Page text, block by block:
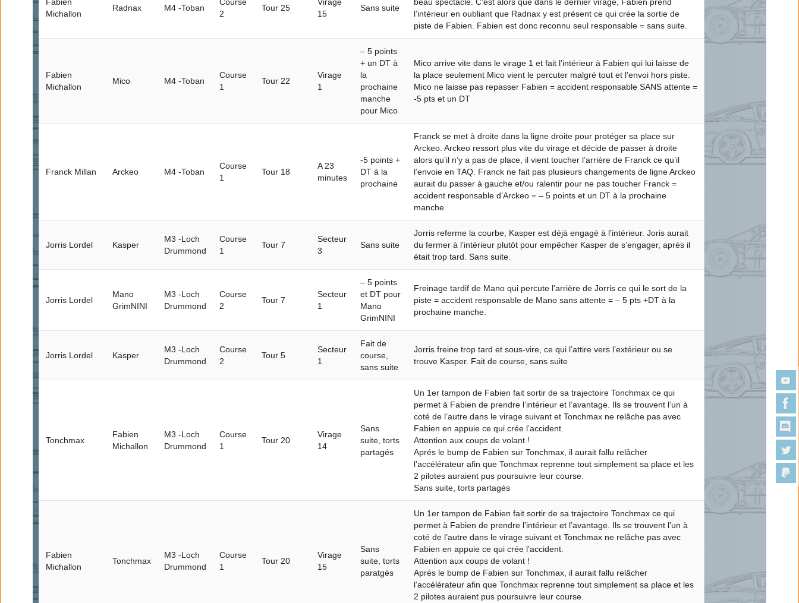
Fabien
Michallon
Radnax M4 -Toban
Course
2
Tour 25
Virage
15
Sans suite
beau spectacle. C’est alors que dans le dernier virage, Fabien prend
l’intérieur en oubliant que Radnax y est présent ce qui crée la sortie de
piste de Fabien. Fabien est donc reconnu seul responsable = sans suite.
Fabien
Michallon
Mico M4 -Toban
Course
1
Tour 22
Virage
1
– 5 points
+ un DT à
la
prochaine
manche
pour Mico
Mico arrive vite dans le virage 1 et fait l’intérieur à Fabien qui lui laisse de
la place seulement Mico vient le percuter malgré tout et l’envoi hors piste.
Mico ne laisse pas repasser Fabien = accident responsable SANS attente =
-5 pts et un DT
Franck Millan Arckeo M4 -Toban
Course
1
Tour 18
A 23
minutes
-5 points +
DT à la
prochaine
Franck se met à droite dans la ligne droite pour protéger sa place sur
Arckeo. Arckeo ressort plus vite du virage et décide de passer à droite
alors qu’il n’y a pas de place, il vient toucher l’arrière de Franck ce qu’il
l’envoie en TAQ. Franck ne fait pas plusieurs changements de ligne Arckeo
aurait du passer à gauche et/ou ralentir pour ne pas toucher Franck =
accident responsable d’Arckeo = – 5 points et un DT à la prochaine
manche
Jorris Lordel Kasper
M3 -Loch
Drummond
Course
1
Tour 7
Secteur
3
Sans suite
Jorris referme la courbe, Kasper est déjà engagé à l’intérieur. Joris aurait
du fermer à l’intérieur plutôt pour empêcher Kasper de s’engager, après il
était trop tard. Sans suite.
Jorris Lordel
Mano
GrimNINI
M3 -Loch
Drummond
Course
2
Tour 7
Secteur
1
– 5 points
et DT pour
Mano
GrimNINI
Freinage tardif de Mano qui percute l’arrière de Jorris ce qui le sort de la
piste = accident responsable de Mano sans attente = – 5 pts +DT à la
prochaine manche.
Jorris Lordel Kasper
M3 -Loch
Drummond
Course
2
Tour 5
Secteur
1
Fait de
course,
sans suite
Jorris freine trop tard et sous-vire, ce qui l’attire vers l’extérieur ou se
trouve Kasper. Fait de course, sans suite
Tonchmax
Fabien
Michallon
M3 -Loch
Drummond
Course
1
Tour 20
Virage
14
Sans
suite, torts
partagés
Un 1er tampon de Fabien fait sortir de sa trajectoire Tonchmax ce qui
permet à Fabien de prendre l’intérieur et l’avantage. Ils se trouvent l’un à
coté de l’autre dans le virage suivant et Tonchmax ne relâche pas avec
Fabien en appuie ce qui crée l’accident.
Attention aux coups de volant !
Aprés le bump de Fabien sur Tonchmax, il aurait fallu relâcher
l’accélérateur afin que Tonchmax reprenne tout simplement sa place et les
2 pilotes auraient pus poursuivre leur course.
Sans suite, torts partagés
Fabien
Michallon
Tonchmax
M3 -Loch
Drummond
Course
1
Tour 20
Virage
15
Sans
suite, torts
paratgés
Un 1er tampon de Fabien fait sortir de sa trajectoire Tonchmax ce qui
permet à Fabien de prendre l’intérieur et l’avantage. Ils se trouvent l’un à
coté de l’autre dans le virage suivant et Tonchmax ne relâche pas avec
Fabien en appuie ce qui crée l’accident.
Attention aux coups de volant !
Aprés le bump de Fabien sur Tonchmax, il aurait fallu relâcher
l’accélérateur afin que Tonchmax reprenne tout simplement sa place et les
2 pilotes auraient pus poursuivre leur course.